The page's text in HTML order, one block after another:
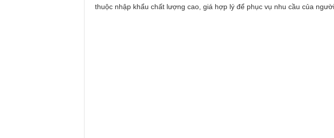
thuộc nhập khẩu chất lượng cao, giá hợp lý để phục vụ nhu cầu của